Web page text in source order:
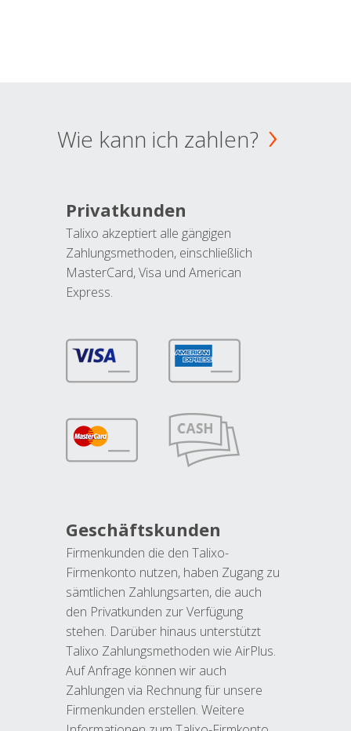
Wie kann ich zahlen?
Privatkunden
Talixo akzeptiert alle gängigen
Zahlungsmethoden, einschließlich
MasterCard, Visa und American
Express.
Geschäftskunden
Firmenkunden die den Talixo-
Firmenkonto nutzen, haben Zugang zu
sämtlichen Zahlungsarten, die auch
den Privatkunden zur Verfügung
stehen. Darüber hinaus unterstützt
Talixo Zahlungsmethoden wie AirPlus.
Auf Anfrage können wir auch
Zahlungen via Rechnung für unsere
Firmenkunden erstellen. Weitere